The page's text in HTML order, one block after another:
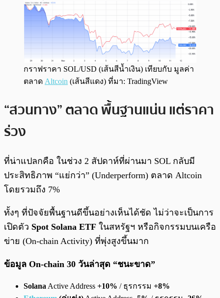
กราฟราคา SOL/USD (เส้นสีน้ำเงิน) เทียบกับ มูลค่า
ตลาด Altcoin (เส้นสีแดง) ที่มา: TradingView
“สวนทาง” ตลาด พื้นฐานแน่น แต่ราคา
ร่วง
ที่น่าแปลกคือ ในช่วง 2 สัปดาห์ที่ผ่านมา SOL กลับมี
ประสิทธิภาพ “แย่กว่า” (Underperform) ตลาด Altcoin
โดยรวมถึง 7%
ทั้งๆ ที่ปัจจัยพื้นฐานดีขึ้นอย่างเห็นได้ชัด ไม่ว่าจะเป็นการ
เปิดตัว Spot Solana ETF ในสหรัฐฯ หรือกิจกรรมบนเครือ
ข่าย (On-chain Activity) ที่พุ่งสูงขึ้นมาก
ข้อมูล On-chain 30 วันล่าสุด “ชนะขาด”
Solana Active Address +10% / ธุรกรรม +8%